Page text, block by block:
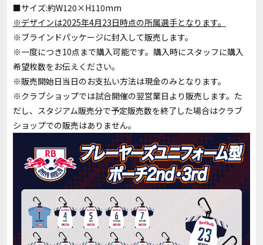
■サイズ:約W120×H110mm
※デザインは2025年4月23日時点の所属選手となります。
※ブラインドパッケージに封入して販売します。
※一度につき10点まで購入可能です。購入時にスタッフに購入
希望枚数をお伝えください。
※販売開始日当日のお支払い方法は現金のみとなります。
※クラブショップでは試合開催の翌営業日より販売します。た
だし、スタジアム販売分で予定販売数を終了した場合はクラブ
ショップでの販売はありません。